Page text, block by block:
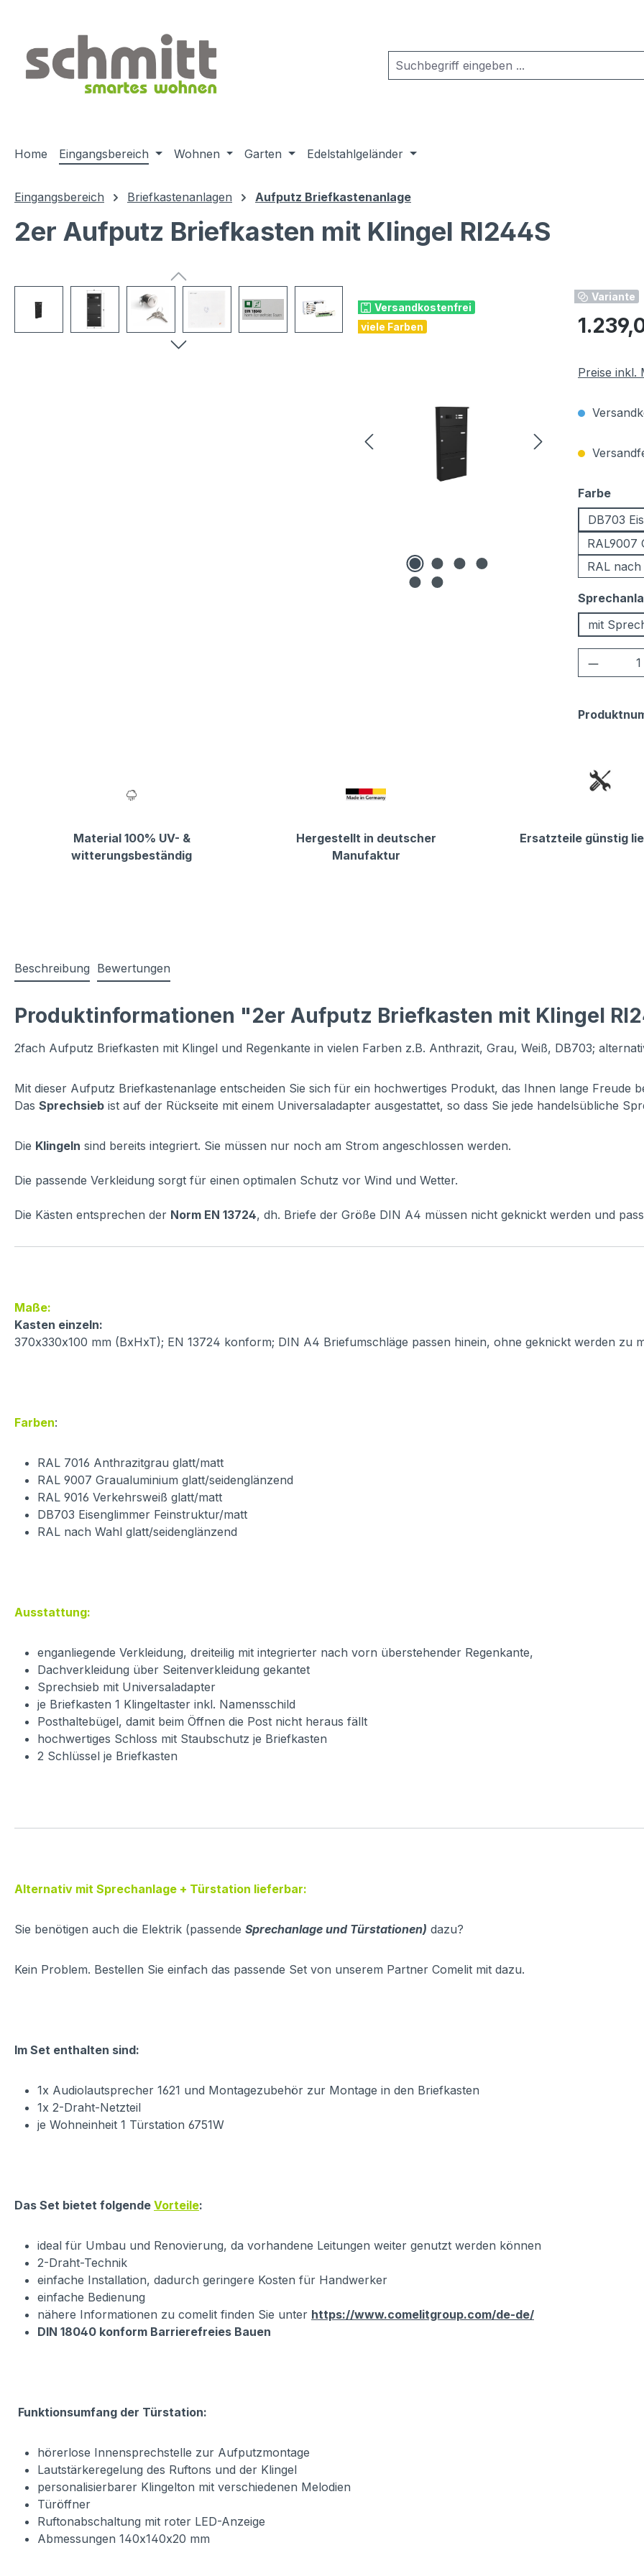
Home Eingangsbereich Wohnen Garten Edelstahlgeländer
Eingangsbereich Briefkastenanlagen Aufputz Briefkastenanlage
2er Aufputz Briefkasten mit Klingel RI244S
Versandkostenfrei
viele Farben
Variante
Regulärer
Preise inkl.
Farbe
DB703
RAL9007
RAL
mit
Material 100% UV- &
witterungsbeständig
Hergestellt in deutscher
Manufaktur
Ersatzteile günstig
Beschreibung Bewertungen
Produktinformationen "2er Aufputz Briefkasten mit Klingel
2fach Aufputz Briefkasten mit Klingel und Regenkante in vielen Farben z.B. Anthrazit, Grau, Weiß, DB703;
Mit dieser Aufputz Briefkastenanlage entscheiden Sie sich für ein hochwertiges Produkt, das Ihnen lange Freude
Das Sprechsieb ist auf der Rückseite mit einem Universaladapter ausgestattet, so dass Sie jede handelsübliche
Die Klingeln sind bereits integriert. Sie müssen nur noch am Strom angeschlossen werden.
Die passende Verkleidung sorgt für einen optimalen Schutz vor Wind und Wetter.
Die Kästen entsprechen der Norm EN 13724, dh. Briefe der Größe DIN A4 müssen nicht geknickt werden und
Maße:
Kasten einzeln:
370x330x100 mm (BxHxT); EN 13724 konform; DIN A4 Briefumschläge passen hinein, ohne geknickt werden zu
Farben:
RAL 7016 Anthrazitgrau glatt/matt
RAL 9007 Graualuminium glatt/seidenglänzend
RAL 9016 Verkehrsweiß glatt/matt
DB703 Eisenglimmer Feinstruktur/matt
RAL nach Wahl glatt/seidenglänzend
Ausstattung:
enganliegende Verkleidung, dreiteilig mit integrierter nach vorn überstehender Regenkante,
Dachverkleidung über Seitenverkleidung gekantet
Sprechsieb mit Universaladapter
je Briefkasten 1 Klingeltaster inkl. Namensschild
Posthaltebügel, damit beim Öffnen die Post nicht heraus fällt
hochwertiges Schloss mit Staubschutz je Briefkasten
2 Schlüssel je Briefkasten
Alternativ mit Sprechanlage + Türstation lieferbar:
Sie benötigen auch die Elektrik (passende Sprechanlage und Türstationen) dazu?
Kein Problem. Bestellen Sie einfach das passende Set von unserem Partner Comelit mit dazu.
Im Set enthalten sind:
1x Audiolautsprecher 1621 und Montagezubehör zur Montage in den Briefkasten
1x 2-Draht-Netzteil
je Wohneinheit 1 Türstation 6751W
Das Set bietet folgende Vorteile:
ideal für Umbau und Renovierung, da vorhandene Leitungen weiter genutzt werden können
2-Draht-Technik
einfache Installation, dadurch geringere Kosten für Handwerker
einfache Bedienung
nähere Informationen zu comelit finden Sie unter https://www.comelitgroup.com/de-de/
DIN 18040 konform Barrierefreies Bauen
Funktionsumfang der Türstation:
hörerlose Innensprechstelle zur Aufputzmontage
Lautstärkeregelung des Ruftons und der Klingel
personalisierbarer Klingelton mit verschiedenen Melodien
Türöffner
Ruftonabschaltung mit roter LED-Anzeige
Abmessungen 140x140x20 mm